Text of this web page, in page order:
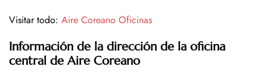
Visitar todo: Aire Coreano Oficinas
Información de la dirección de la oficina
central de Aire Coreano